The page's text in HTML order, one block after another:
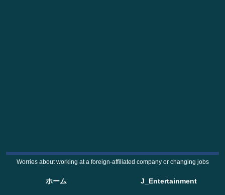
Worries about working at a foreign-affiliated company or changing jobs
ホーム J_Entertainment